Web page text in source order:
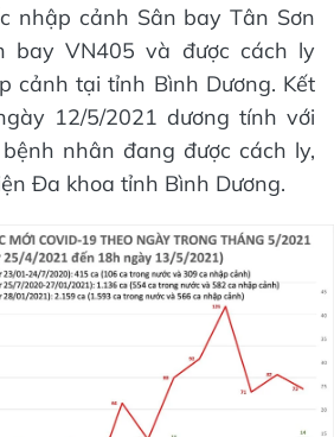
nhập cảnh Sân bay Tân Sơn
bay VN405 và được cách ly
cảnh tại tỉnh Bình Dương. Kết
12/5/2021 dương tính với
bệnh nhân đang được cách ly,
Đa khoa tỉnh Bình Dương.